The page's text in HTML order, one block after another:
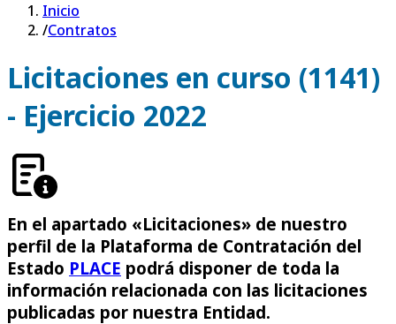
Inicio
/Contratos
Licitaciones en curso (1141)
- Ejercicio 2022
En el apartado «Licitaciones» de nuestro
perfil de la Plataforma de Contratación del
Estado PLACE podrá disponer de toda la
información relacionada con las licitaciones
publicadas por nuestra Entidad.